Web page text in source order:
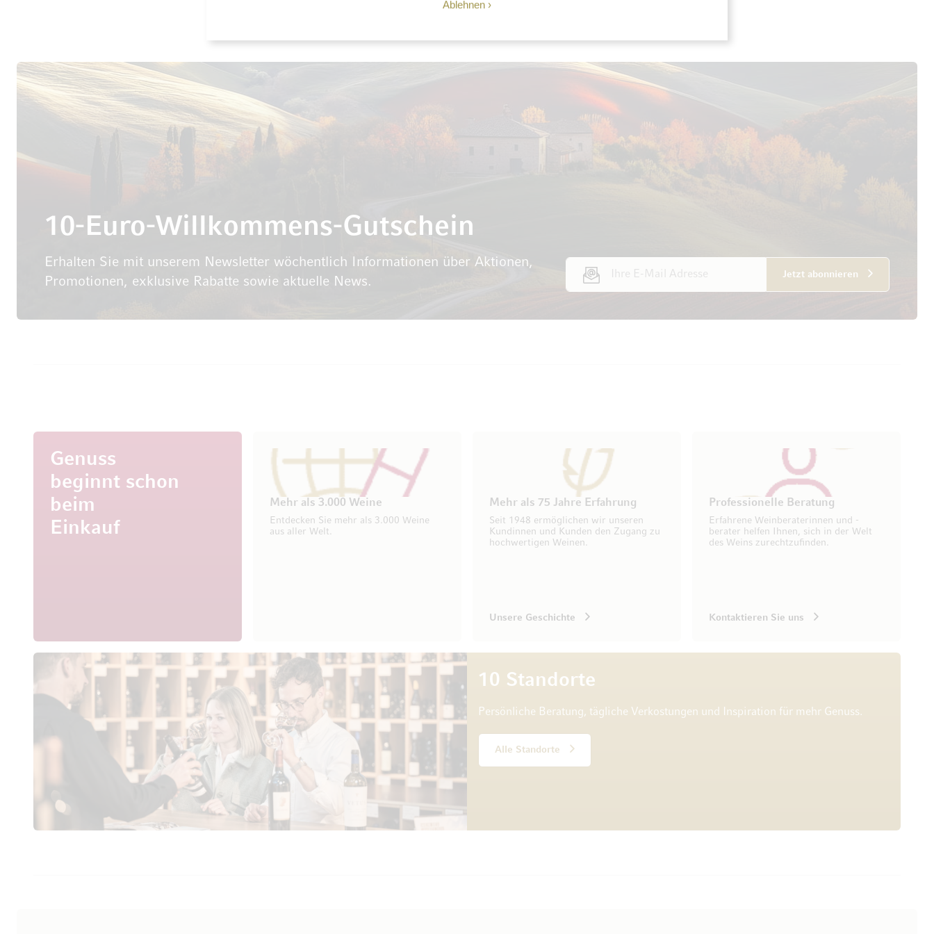
Ablehnen
10-Euro-Willkommens-Gutschein
Erhalten Sie mit unserem Newsletter wöchentlich Informationen über Aktionen,
Promotionen, exklusive Rabatte sowie aktuelle News.
E-Mail Adresse
Jetzt abonnieren
Genuss
beginnt schon
beim
Einkauf
Mehr als 3.000 Weine
Entdecken Sie mehr als 3.000 Weine
aus aller Welt.
Mehr als 75 Jahre Erfahrung
Seit 1948 ermöglichen wir unseren
Kundinnen und Kunden den Zugang zu
hochwertigen Weinen.
Unsere Geschichte
Professionelle Beratung
Erfahrene Weinberaterinnen und -
berater helfen Ihnen, sich in der Welt
des Weins zurechtzufinden.
Kontaktieren Sie uns
10 Standorte
Persönliche Beratung, tägliche Verkostungen und Inspiration für mehr Genuss.
Alle Standorte